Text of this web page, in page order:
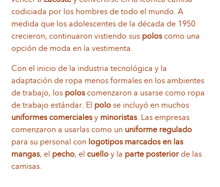
codiciada por los hombres de todo el mundo. A
medida que los adolescentes de la década de 1950
crecieron, continuaron vistiendo sus poloscomo una
opción de moda en la vestimenta.
Con el inicio de la industria tecnológica y la
adaptación de ropa menos formales en los ambientes
de trabajo, los poloscomenzaron a usarse como ropa
de trabajo estándar. El polose incluyó en muchos
uniformes comercialesy minoristas. Las empresas
comenzaron a usarlas como un uniforme regulado
para su personal con
logotipos marcados en las
mangas, el pecho, el cuelloy la parte posteriorde las
camisas.